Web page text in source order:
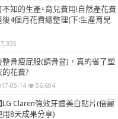
不知的生產+育兒費用!自然產花費
後4個月花費總整理(下:生產育兒
整骨瘦屁股(調骨盆)，真的省了塑
的花費?
05-14 56,604
LG Claren強效牙齒美白貼片(倍麗
用8天成果分享)